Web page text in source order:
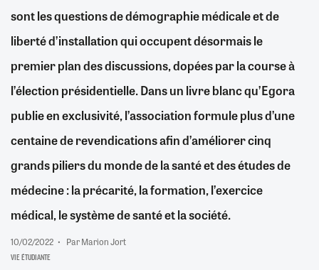
sont les questions de démographie médicale et de
liberté d’installation qui occupent désormais le
premier plan des discussions, dopées par la course à
l’élection présidentielle. Dans un livre blanc qu’Egora
publie en exclusivité, l’association formule plus d’une
centaine de revendications afin d’améliorer cinq
grands piliers du monde de la santé et des études de
médecine : la précarité, la formation, l’exercice
médical, le système de santé et la société.
10/02/2022 Par Marion Jort
VIE ÉTUDIANTE